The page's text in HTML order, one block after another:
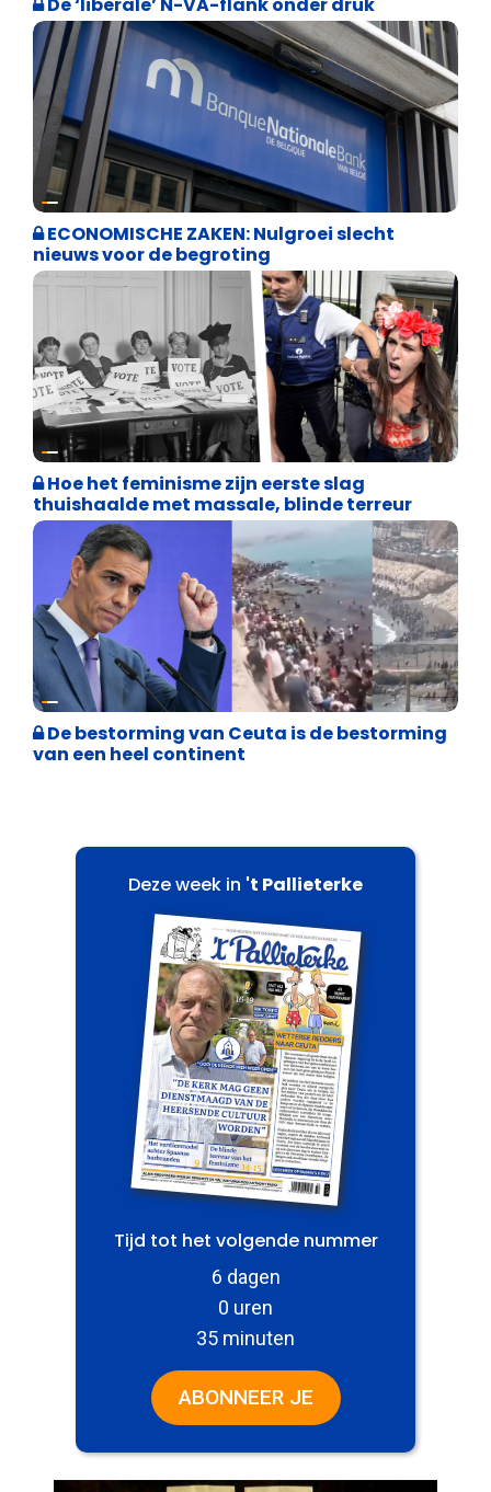
Binnenland politiek
ECONOMISCHE ZAKEN: Nulgroei slecht
nieuws voor de begroting
Cultuuroorlog
Hoe het feminisme zijn eerste slag
thuishaalde met massale, blinde terreur
Asiel en Migratie
De bestorming van Ceuta is de bestorming
van een heel continent
Deze week in 't Pallieterke
Tijd tot het volgende nummer
6 dagen
0 uren
35 minuten
ABONNEER JE